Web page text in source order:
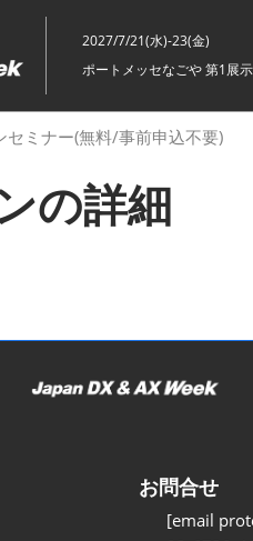
2027/7/21(水)-23(金)
ポートメッセなごや 第1展
セミナー(無料/事前申込不要)
の詳細
お問合せ
[email